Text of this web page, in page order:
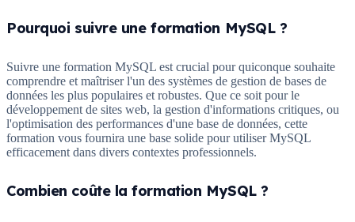
Pourquoi suivre une formation MySQL ?
Suivre une formation MySQL est crucial pour quiconque souhaite
comprendre et maîtriser l'un des systèmes de gestion de bases de
données les plus populaires et robustes. Que ce soit pour le
développement de sites web, la gestion d'informations critiques, ou
l'optimisation des performances d'une base de données, cette
formation vous fournira une base solide pour utiliser MySQL
efficacement dans divers contextes professionnels.
Combien coûte la formation MySQL?